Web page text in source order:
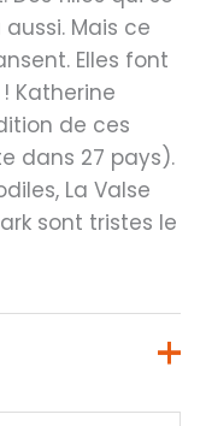
Mais ce
Elles font
Katherine
de ces
dans 27 pays).
La Valse
sont tristes le